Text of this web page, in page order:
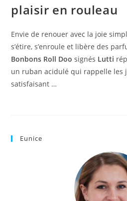
plaisir en rouleau
Envie de renouer avec la joie
s’étire, s’enroule et libère des
Bonbons Roll Doo signés Lutti
un ruban acidulé qui rappelle les
satisfaisant …
Eunice